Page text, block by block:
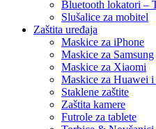
Bluetooth lokatori –
Slušalice za mobitel
Zaštita uređaja
Maskice za iPhone
Maskice za Samsung
Maskice za Xiaomi
Maskice za Huawei
Staklene zaštite
Zaštita kamere
Futrole za tablete